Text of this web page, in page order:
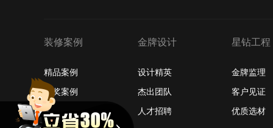
装修案例
精品案例
获奖案例
最新案例
金牌设计
设计精英
杰出团队
人才招聘
星钻工程
金牌监理
客户见证
优质选材